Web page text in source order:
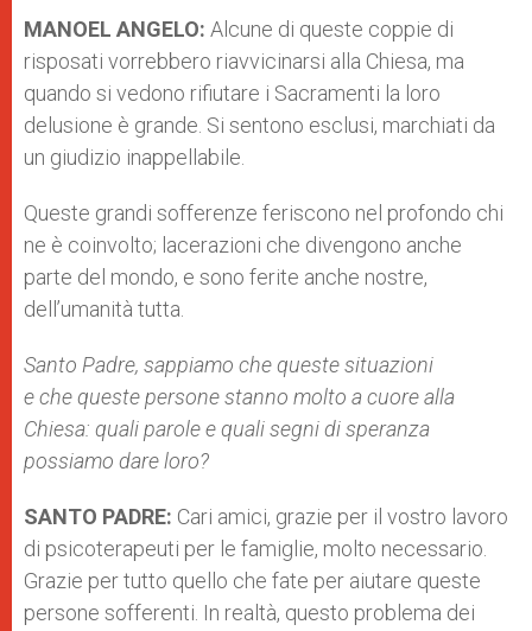
MANOEL ANGELO: Alcune di queste coppie di
risposati vorrebbero riavvicinarsi alla Chiesa, ma
quando si vedono rifiutare i Sacramenti la loro
delusione è grande. Si sentono esclusi, marchiati da
un giudizio inappellabile.
Queste grandi sofferenze feriscono nel profondo chi
ne è coinvolto; lacerazioni che divengono anche
parte del mondo, e sono ferite anche nostre,
dell’umanità tutta.
Santo Padre, sappiamo che queste situazioni
e che queste persone stanno molto a cuore alla
Chiesa: quali parole e quali segni di speranza
possiamo dare loro?
SANTO PADRE: Cari amici, grazie per il vostro lavoro
di psicoterapeuti per le famiglie, molto necessario.
Grazie per tutto quello che fate per aiutare queste
persone sofferenti. In realtà, questo problema dei